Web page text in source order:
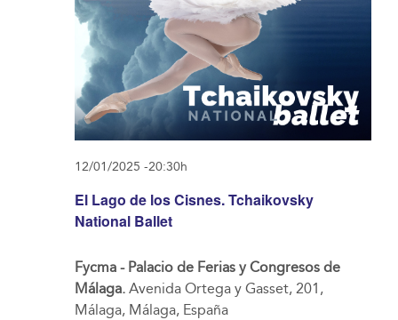
El Lago de los Cisnes. Tchaikovsky
National Ballet
12/01/2025 -20:30h
Fycma - Palacio de Ferias y Congresos de
Málaga. Avenida Ortega y Gasset, 201,
Málaga, Málaga, España